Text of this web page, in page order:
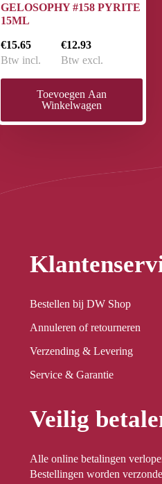
GELOSOPHY #158 PYRITE
15ML
€15.65
Btw incl.
€12.93
Btw excl.
Toevoegen Aan
Winkelwagen
Bestellen bij DW Shop
Annuleren of retourneren
Verzending & Levering
Service & Garantie
Veilig
Alle online betalingen
Bestellingen worden